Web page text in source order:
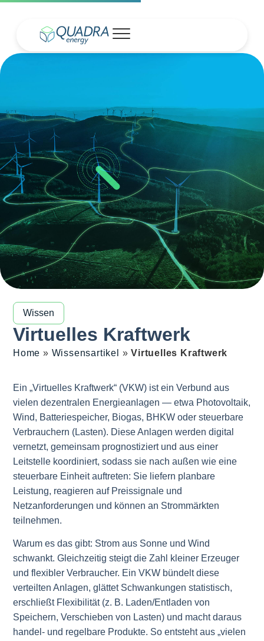
Wissen
Virtuelles Kraftwerk
Home » Wissensartikel »Virtuelles Kraftwerk
Ein „Virtuelles Kraftwerk“ (VKW) ist ein Verbund aus
vielen dezentralen Energieanlagen — etwa Photovoltaik,
Wind, Batteriespeicher, Biogas, BHKW oder steuerbare
Verbrauchern (Lasten). Diese Anlagen werden digital
vernetzt, gemeinsam prognostiziert und aus einer
Leitstelle koordiniert, sodass sie nach außen wie eine
steuerbare Einheit auftreten: Sie liefern planbare
Leistung, reagieren auf Preissignale und
Netzanforderungen und können an Strommärkten
teilnehmen.
Warum es das gibt: Strom aus Sonne und Wind
schwankt. Gleichzeitig steigt die Zahl kleiner Erzeuger
und flexibler Verbraucher. Ein VKW bündelt diese
verteilten Anlagen, glättet Schwankungen statistisch,
erschließt Flexibilität (z. B. Laden/Entladen von
Speichern, Verschieben von Lasten) und macht daraus
handel- und regelbare Produkte. So entsteht aus „vielen